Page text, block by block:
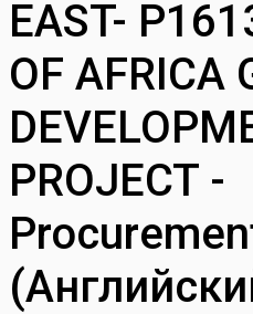
EAST-
OF AFRICA
PROJECT -